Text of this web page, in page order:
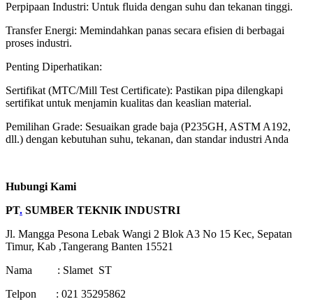
Perpipaan Industri: Untuk fluida dengan suhu dan tekanan tinggi.
Transfer Energi: Memindahkan panas secara efisien di berbagai
proses industri.
Penting Diperhatikan:
Sertifikat (MTC/Mill Test Certificate): Pastikan pipa dilengkapi
sertifikat untuk menjamin kualitas dan keaslian material.
Pemilihan Grade: Sesuaikan grade baja (P235GH, ASTM A192,
dll.) dengan kebutuhan suhu, tekanan, dan standar industri Anda
Hubungi Kami
PT. SUMBER TEKNIK INDUSTRI
Jl. Mangga Pesona Lebak Wangi 2 Blok A3 No 15 Kec, Sepatan
Timur, Kab ,Tangerang Banten 15521
Nama : Slamet ST
Telpon : 021 35295862